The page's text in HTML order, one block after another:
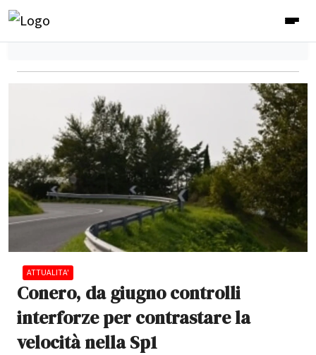
ATTUALITA'
Conero, da giugno controlli
interforze per contrastare la
velocità nella Sp1